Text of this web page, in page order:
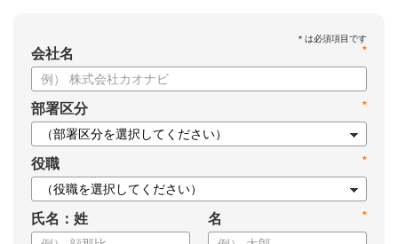
*
会社名
*
部署区分
*
役職
氏名：姓 *
名